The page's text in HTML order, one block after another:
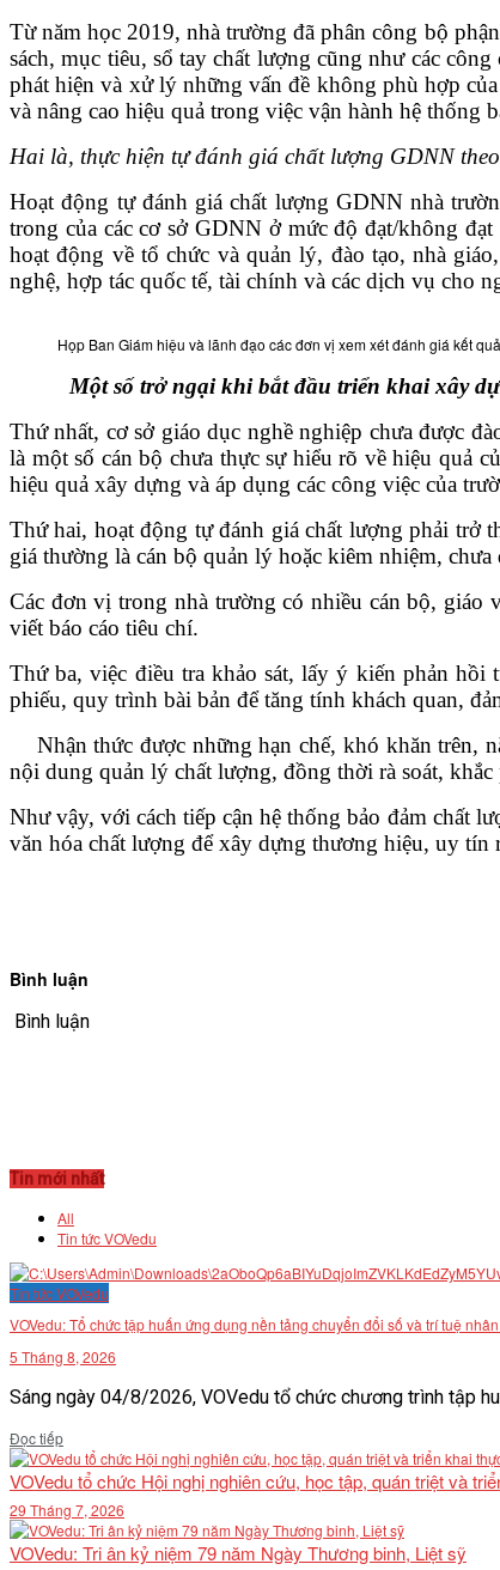
Từ năm học 2019, nhà trường đã phân công bộ
sách, mục tiêu, sổ tay chất lượng cũng như các
phát hiện và xử lý những vấn đề không phù hợp
và nâng cao hiệu quả trong việc vận hành hệ thống
Hai là, thực hiện tự đánh giá chất lượng GDNN
Hoạt động tự đánh giá chất lượng GDNN nhà
trong của các cơ sở GDNN ở mức độ đạt/không
hoạt động về tổ chức và quản lý, đào tạo, nhà
nghệ, hợp tác quốc tế, tài chính và các dịch vụ cho
Họp Ban Giám hiệu và lãnh đạo các đơn vị xem xét đánh giá kết
Một số trở ngại khi bắt đầu triển khai xây
Thứ nhất, cơ sở giáo dục nghề nghiệp chưa được
là một số cán bộ chưa thực sự hiểu rõ về hiệu quả
hiệu quả xây dựng và áp dụng các công việc của
Thứ hai, hoạt động tự đánh giá chất lượng phải trở
giá thường là cán bộ quản lý hoặc kiêm nhiệm,
Các đơn vị trong nhà trường có nhiều cán bộ, giáo
viết báo cáo tiêu chí.
Thứ ba, việc điều tra khảo sát, lấy ý kiến phản
phiếu, quy trình bài bản để tăng tính khách quan,
Nhận thức được những hạn chế, khó khăn trên,
nội dung quản lý chất lượng, đồng thời rà soát,
Như vậy, với cách tiếp cận hệ thống bảo đảm chất
văn hóa chất lượng để xây dựng thương hiệu, uy
Bình luận
Bình luận
Tin mới nhất
All
Tin tức VOVedu
Tin tức VOVedu
VOVedu: Tổ chức tập huấn ứng dụng nền tảng chuyển đổi số và trí tuệ
5 Tháng 8, 2026
Sáng ngày 04/8/2026, VOVedu tổ chức chương trình tập
Đọc tiếpDetails
VOVedu tổ chức Hội nghị nghiên cứu, học tập, quán triệt và
29 Tháng 7, 2026
VOVedu: Tri ân kỷ niệm 79 năm Ngày Thương binh, Liệt sỹ